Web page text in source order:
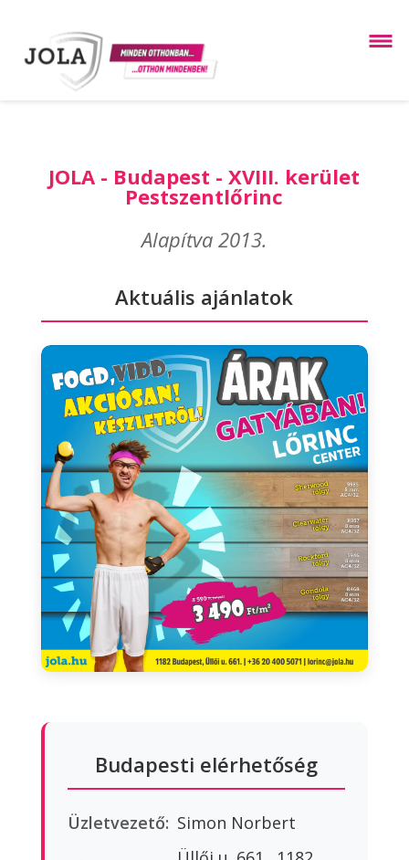
JOLA - Budapest - XVIII. kerület
Pestszentlőrinc
Alapítva 2013.
Aktuális ajánlatok
Budapesti elérhetőség
Üzletvezető: Simon Norbert